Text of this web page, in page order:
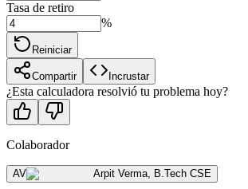
Tasa de retiro
%
Reiniciar
Compartir Incrustar
¿Esta calculadora resolvió tu problema hoy?
Colaborador
AV Arpit Verma, B.Tech CSE